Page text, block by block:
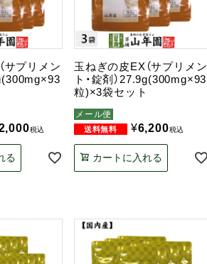
サプリメン
税込
る
玉ねぎの皮EX（サプリメン
ト・錠剤）27.9g(300mg×93
粒)×3袋セット
メール便
¥6,200税込
カートに入れる